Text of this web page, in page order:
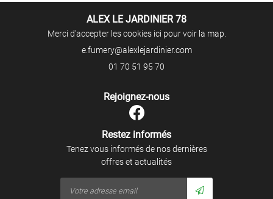
ALEX LE JARDINIER 78
Merci d'accepter les cookies ici pour voir la map.
01 70 51 95 70
Rejoignez-nous
Restez informés
Tenez vous informés de nos dernières
offres et actualités